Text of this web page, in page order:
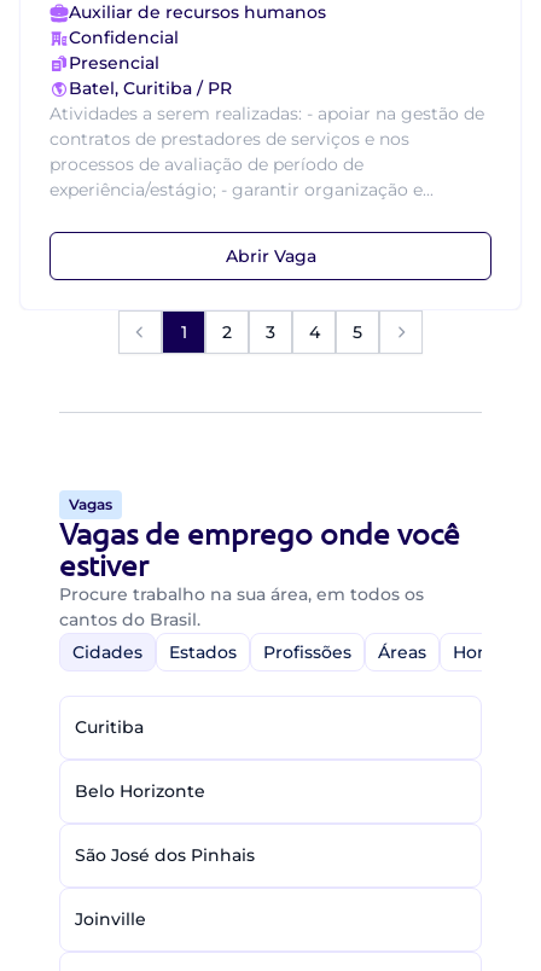
Auxiliar de recursos humanos
Confidencial
Presencial
Batel, Curitiba / PR
Atividades a serem realizadas: - apoiar na gestão de
contratos de prestadores de serviços e nos
processos de avaliação de período de
experiência/estágio; - garantir organização e...
Abrir Vaga
1 2 3 4 5
Vagas
Vagas de emprego onde você
estiver
Procure trabalho na sua área, em todos os
cantos do Brasil.
Cidades
Estados Profissões Áreas Home-
Curitiba
Belo Horizonte
São José dos Pinhais
Joinville